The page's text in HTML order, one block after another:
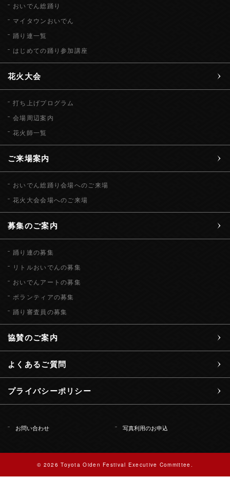
おいでん総踊り
マイタウンおいでん
踊り連一覧
はじめての踊り参加講座
花火大会
打ち上げプログラム
会場周辺案内
花火師一覧
ご来場案内
おいでん総踊り会場へのご来場
花火大会会場へのご来場
募集のご案内
踊り連の募集
リトルおいでんの募集
おいでんアートの募集
ボランティアの募集
踊り審査員の募集
協賛のご案内
よくあるご質問
プライバシーポリシー
お問い合わせ 写真利用のお申込
© 2026 Toyota Oiden Festival Executive Committee.